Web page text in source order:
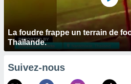
La foudre frappe un terrain de
Thaïlande.
Suivez-nous